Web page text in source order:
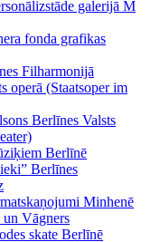
galerijā M
fonda grafikas
Filharmonijā
operā (Staatsoper im
Berlīnes Valsts
Berlīnē
Berlīnes
Minhenē
Vāgners
skate Berlīnē